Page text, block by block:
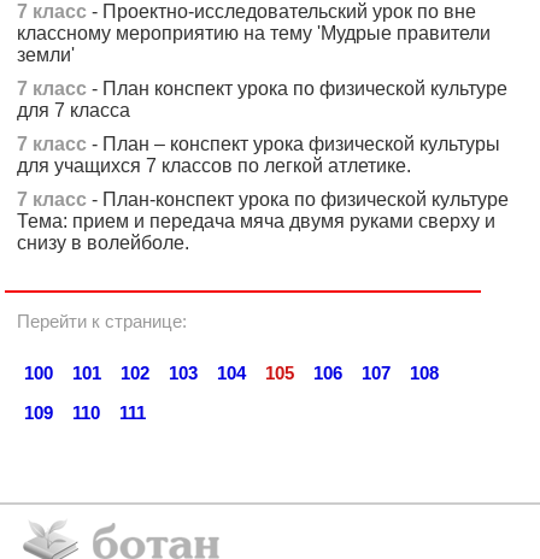
7 класс - Проектно-исследовательский урок по вне
классному мероприятию на тему 'Мудрые правители
земли'
7 класс - План конспект урока по физической культуре
для 7 класса
7 класс - План – конспект урока физической культуры
для учащихся 7 классов по легкой атлетике.
7 класс - План-конспект урока по физической культуре
Тема: прием и передача мяча двумя руками сверху и
снизу в волейболе.
Перейти к странице:
100 101 102 103 104 105 106 107
108
109
110 111